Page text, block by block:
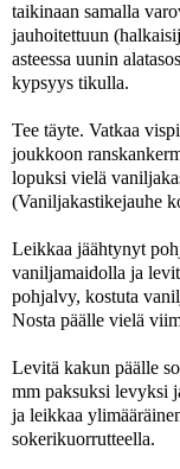
taikinaan samalla
jauhoitettuun
asteessa uunin
kypsyys tikulla.
Tee täyte. Vatkaa
joukkoon
lopuksi vielä
(Vaniljakastikejauhe
Leikkaa jäähtynyt
vaniljamaidolla ja
pohjalvy, kostuta
Nosta päälle vielä
Levitä kakun päälle
mm paksuksi levyksi
ja leikkaa
sokerikuorrutteella.